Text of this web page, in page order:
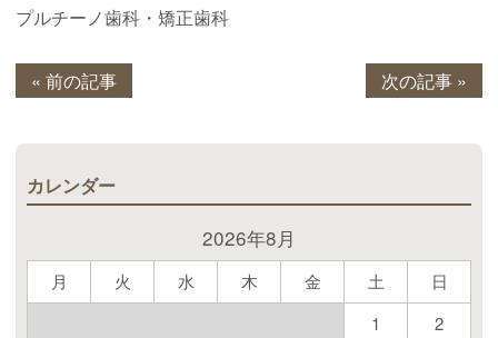
プルチーノ歯科・矯正歯科
« 前の記事 次の記事 »
カレンダー
2026年8月
月 火 水 木 金 土 日
1
2